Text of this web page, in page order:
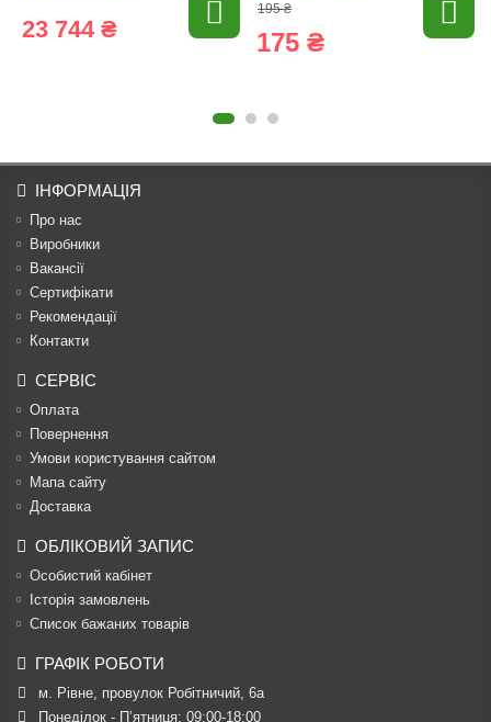
23 744 ₴
195 ₴
175 ₴
ІНФОРМАЦІЯ
Про нас
Виробники
Вакансії
Сертифікати
Рекомендації
Контакти
СЕРВІС
Оплата
Повернення
Умови користування сайтом
Мапа сайту
Доставка
ОБЛІКОВИЙ ЗАПИС
Особистий кабінет
Історія замовлень
Список бажаних товарів
ГРАФІК РОБОТИ
м. Рівне, провулок Робітничий, 6а
Понеділок - П’ятниця: 09:00-18:00